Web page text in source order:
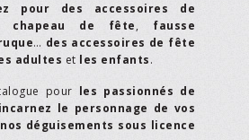
pour des accessoires de
chapeau de fête, fausse
… des accessoires de fête
adultes et les enfants.
pour les passionnés de
incarnez le personnage de vos
nos déguisements sous licence